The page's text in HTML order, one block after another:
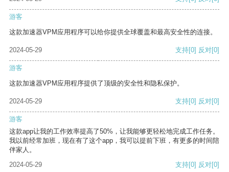
游客
这款加速器VPM应用程序可以给你提供全球覆盖和最高安全性的连接。
2024-05-29 支持[0] 反对[0]
游客
这款加速器VPM应用程序提供了顶级的安全性和隐私保护。
2024-05-29 支持[0] 反对[0]
游客
这款app让我的工作效率提高了50%，让我能够更轻松地完成工作任务。
我以前经常加班，现在有了这个app，我可以提前下班，有更多的时间陪
伴家人。
2024-05-29
支持[0] 反对[0]